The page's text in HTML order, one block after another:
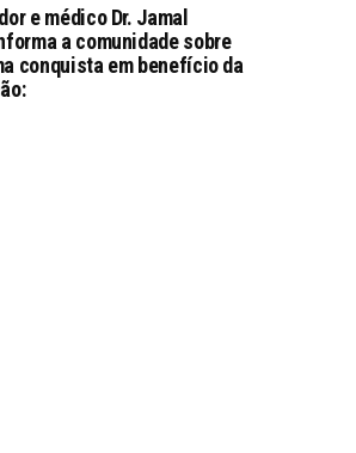
e médico Dr. Jamal
a comunidade sobre
conquista em benefício da